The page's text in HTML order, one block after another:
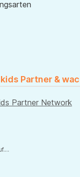
Partner &
Partner Network